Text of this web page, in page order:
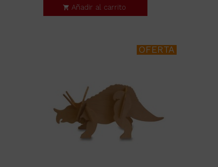
Añadir al carrito
OFERTA